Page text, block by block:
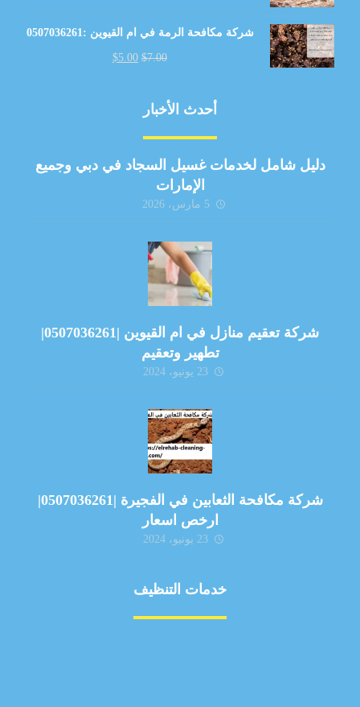
شركة مكافحة الرمة في ام القيوين :0507036261
$7.00
$5.00
أحدث الأخبار
دليل شامل لخدمات غسيل السجاد في دبي وجميع
الإمارات
5 مارس، 2026
شركة تعقيم منازل في ام القيوين |0507036261|
تطهير وتعقيم
23 يونيو، 2024
شركة مكافحة الثعابين في الفجيرة |0507036261|
ارخص اسعار
23 يونيو، 2024
خدمات التنظيف